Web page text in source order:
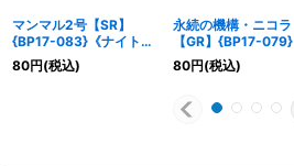
マンマル2号【SR】
{BP17-083}《ナイトメ
ア》
80円(税込)
永続の機構・ニコラ
【GR】{BP17-079}
イトメア》
80円(税込)